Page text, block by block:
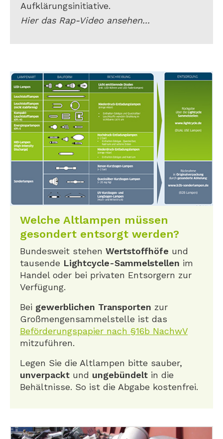
Aufklärungsinitiative.
Hier das Rap-Video ansehen...
Welche Altlampen müssen
gesondert entsorgt werden?
Bundesweit stehen Wertstoffhöfe und
tausende Lightcycle-Sammelstellen im
Handel oder bei privaten Entsorgern zur
Verfügung.
Bei gewerblichen Transporten zur
Großmengensammelstelle ist das
Beförderungspapier nach §16b NachwV
mitzuführen.
Legen Sie die Altlampen bitte sauber,
unverpackt und ungebündelt in die
Behältnisse. So ist die Abgabe kostenfrei.